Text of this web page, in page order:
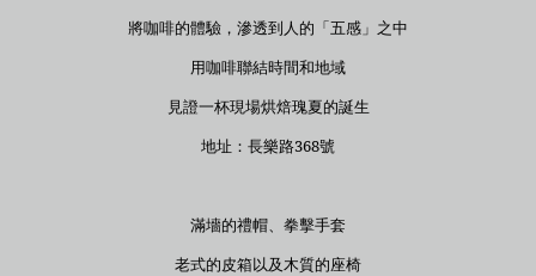
將咖啡的體驗，滲透到人的「五感」之中
用咖啡聯結時間和地域
見證一杯現場烘焙瑰夏的誕生
地址：長樂路368號
滿墻的禮帽、拳擊手套
老式的皮箱以及木質的座椅